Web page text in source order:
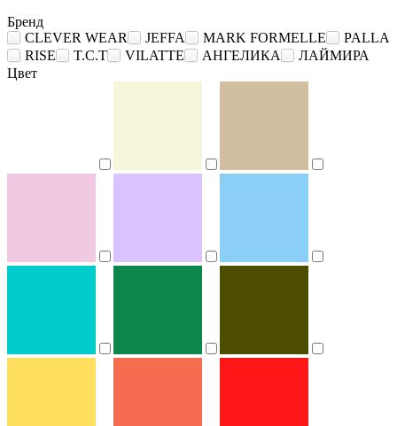
Бренд
CLEVER WEAR
JEFFA MARK FORMELLE
PALLA
RISE
T.C.T VILATTE АНГЕЛИКА
ЛАЙМИРА
Цвет